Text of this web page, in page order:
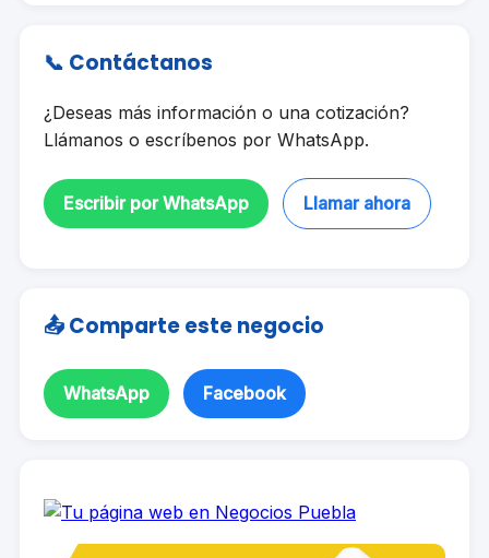
📞 Contáctanos
¿Deseas más información o una cotización?
Llámanos o escríbenos por WhatsApp.
Escribir por WhatsApp Llamar ahora
📤 Comparte este negocio
WhatsApp Facebook